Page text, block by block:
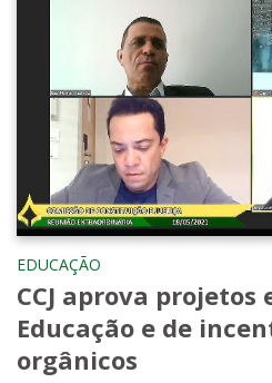
EDUCAÇÃO
CCJ aprova
Educação e de
orgânicos